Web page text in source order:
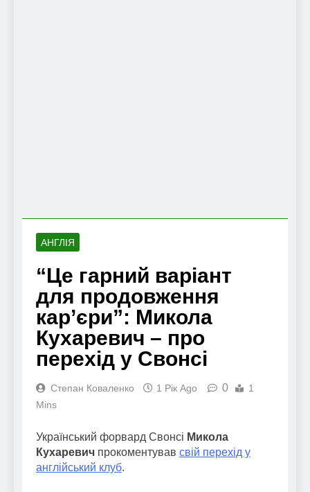
АНГЛІЯ
“Це гарний варіант
для продовження
кар’єри”: Микола
Кухаревич – про
перехід у Свонсі
Степан Коваленко 1 Рік Ago 0
1
Mins
Український форвард Свонсі Микола
Кухаревич прокоментував свій перехід у
англійський клуб.